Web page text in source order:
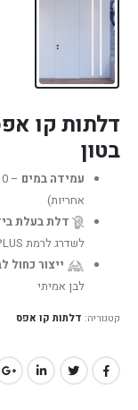
בטון
עמידה במים
אחריות)
דלת בעלת
לשדרג לרמת DB-PLUS
ייצור כחול
לבן אמיתי
קטגוריה: דלתות קו אפס